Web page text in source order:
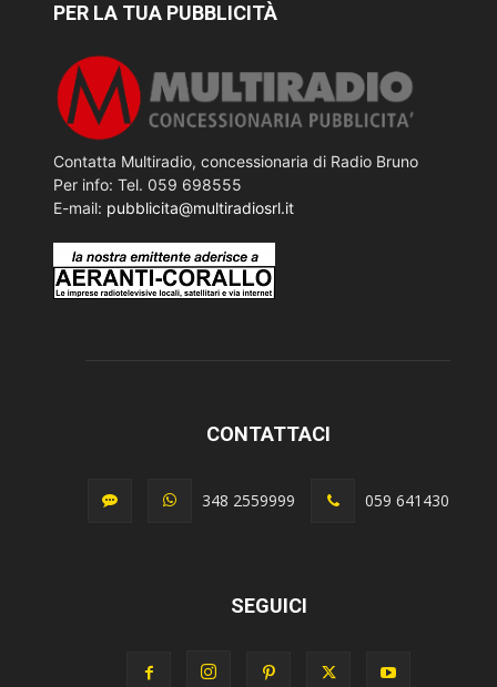
PER LA TUA PUBBLICITÀ
Contatta Multiradio, concessionaria di Radio Bruno
Per info: Tel. 059 698555
E-mail: pubblicita@multiradiosrl.it
CONTATTACI
348 2559999 059 641430
SEGUICI